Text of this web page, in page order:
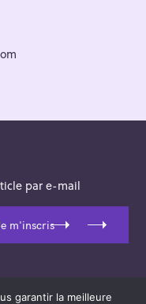
par e-mail
m'inscris
garantir la meilleure